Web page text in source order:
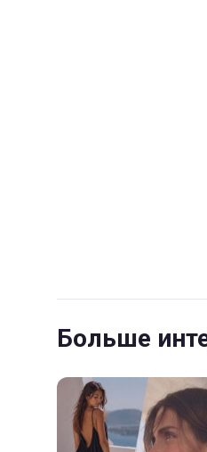
Больше